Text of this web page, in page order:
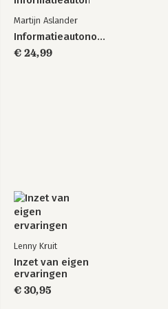
Martijn Aslander
Informatieautonomie
€ 24,99
Lenny Kruit
Inzet van eigen
ervaringen
€ 30,95